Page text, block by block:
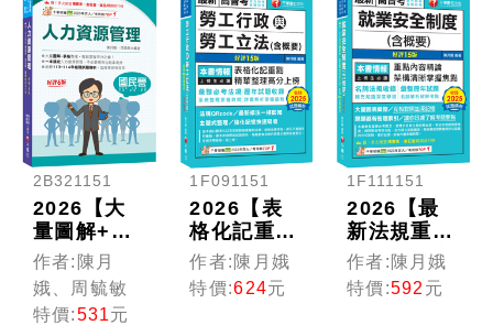
2B321151
2026【大
量圖解+表
格整理】人
力資源管理
(含概要)
［六版］
作者:陳月
娥、周毓敏
特價:531元
1F091151
2026【表
格化記重
點】勞工行
政與勞工立
法(含概要)
作者:陳月娥
特價:624元
1F111151
2026【最
新法規重
點】就業安
全制度(含
概要)〔十
作者:陳月娥
特價:592 元